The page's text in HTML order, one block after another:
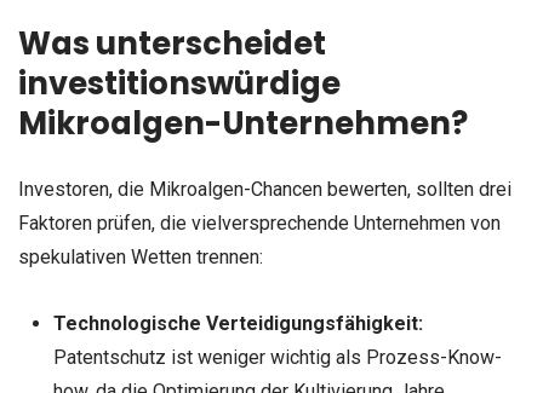
Was unterscheidet
investitionswürdige
Mikroalgen-Unternehmen?
Investoren, die Mikroalgen-Chancen bewerten, sollten drei
Faktoren prüfen, die vielversprechende Unternehmen von
spekulativen Wetten trennen:
Technologische Verteidigungsfähigkeit:
Patentschutz ist weniger wichtig als Prozess-Know-